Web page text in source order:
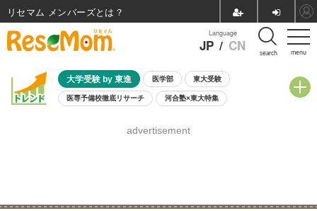
menu
Language
JP / CN search
大学受験 by 東進 医学部 東大受験
医専予備校徹底リサーチ 河合塾×東大特集
8月開催学校説明会・相談会
advertisement
リセマム メンバーズ